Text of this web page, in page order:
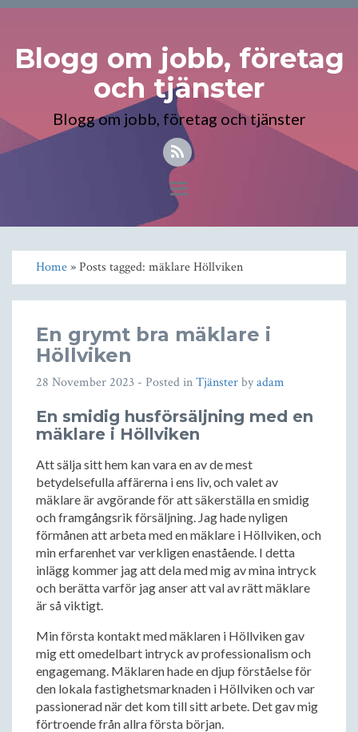
Blogg om jobb, företag
och tjänster
Blogg om jobb, företag och tjänster
Toggle
navigation
Home» Posts tagged: mäklare Höllviken
En grymt bra mäklare i
Höllviken
28 November 2023 - Posted inTjänsterbyadam
En smidig husförsäljning med en
mäklare i Höllviken
Att sälja sitt hem kan vara en av de mest
betydelsefulla affärerna i ens liv, och valet av
mäklare är avgörande för att säkerställa en smidig
och framgångsrik försäljning. Jag hade nyligen
förmånen att arbeta med en mäklare i Höllviken, och
min erfarenhet var verkligen enastående. I detta
inlägg kommer jag att dela med mig av mina intryck
och berätta varför jag anser att val av rätt mäklare
är så viktigt.
Min första kontakt med mäklaren i Höllviken gav
mig ett omedelbart intryck av professionalism och
engagemang. Mäklaren hade en djup förståelse för
den lokala fastighetsmarknaden i Höllviken och var
passionerad när det kom till sitt arbete. Det gav mig
förtroende från allra första början.